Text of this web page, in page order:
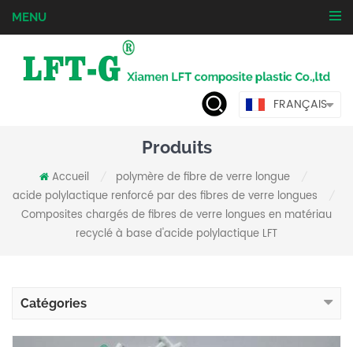
MENU
FRANÇAIS
Produits
Accueil polymère de fibre de verre longue
acide polylactique renforcé par des fibres de verre longues
Composites chargés de fibres de verre longues en matériau
recyclé à base d'acide polylactique LFT
Catégories